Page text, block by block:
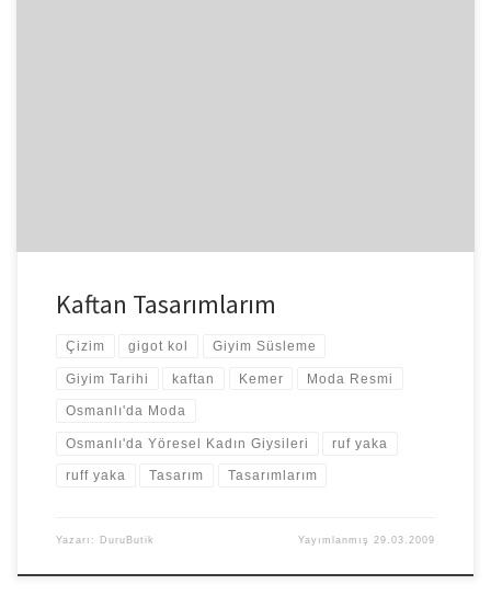
Kaftan Tasarımlarım
Çizim gigot kol Giyim Süsleme
Giyim Tarihi kaftan Kemer Moda Resmi
Osmanlı'da Moda
Osmanlı'da Yöresel Kadın Giysileri ruf yaka
ruff yaka Tasarım Tasarımlarım
Yazarı: DuruButik Yayımlanmış 29.03.2009